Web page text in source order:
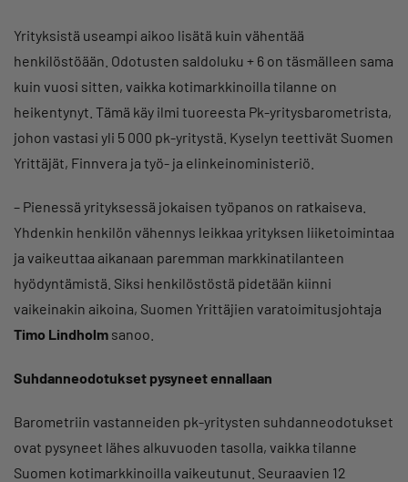
Yrityksistä useampi aikoo lisätä kuin vähentää
henkilöstöään. Odotusten saldoluku + 6 on täsmälleen sama
kuin vuosi sitten, vaikka kotimarkkinoilla tilanne on
heikentynyt. Tämä käy ilmi tuoreesta Pk-yritysbarometrista,
johon vastasi yli 5 000 pk-yritystä. Kyselyn teettivät Suomen
Yrittäjät, Finnvera ja työ- ja elinkeinoministeriö.
– Pienessä yrityksessä jokaisen työpanos on ratkaiseva.
Yhdenkin henkilön vähennys leikkaa yrityksen liiketoimintaa
ja vaikeuttaa aikanaan paremman markkinatilanteen
hyödyntämistä. Siksi henkilöstöstä pidetään kiinni
vaikeinakin aikoina, Suomen Yrittäjien varatoimitusjohtaja
Timo Lindholm sanoo.
Suhdanneodotukset pysyneet ennallaan
Barometriin vastanneiden pk-yritysten suhdanneodotukset
ovat pysyneet lähes alkuvuoden tasolla, vaikka tilanne
Suomen kotimarkkinoilla vaikeutunut. Seuraavien 12